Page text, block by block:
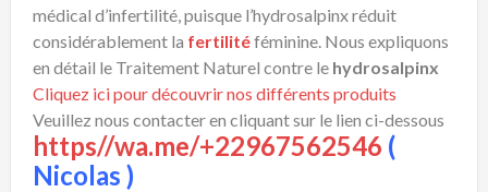
médical d’infertilité, puisque l’hydrosalpinx réduit
considérablement la fertilitéféminine. Nous expliquons
en détail le Traitement Naturel contre le hydrosalpinx
Cliquez ici pour découvrir nos différents produits
Veuillez nous contacter en cliquant sur le lien ci-dessous
https//wa.me/+22967562546 (
Nicolas )